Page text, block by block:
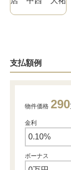
支払額例
物件価格 290
金利
ボーナス